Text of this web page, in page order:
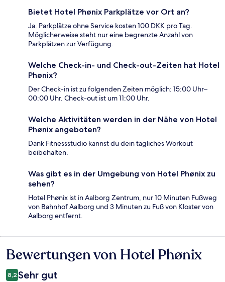
Bietet Hotel Phønix Parkplätze vor Ort an?
Ja. Parkplätze ohne Service kosten 100 DKK pro Tag.
Möglicherweise steht nur eine begrenzte Anzahl von
Parkplätzen zur Verfügung.
Welche Check-in- und Check-out-Zeiten hat Hotel
Phønix?
Der Check-in ist zu folgenden Zeiten möglich: 15:00 Uhr–
00:00 Uhr. Check-out ist um 11:00 Uhr.
Welche Aktivitäten werden in der Nähe von Hotel
Phønix angeboten?
Dank Fitnessstudio kannst du dein tägliches Workout
beibehalten.
Was gibt es in der Umgebung von Hotel Phønix zu
sehen?
Hotel Phønix ist in Aalborg Zentrum, nur 10 Minuten Fußweg
von Bahnhof Aalborg und 3 Minuten zu Fuß von Kloster von
Aalborg entfernt.
Bewertungen
Bewertungen von Hotel Phønix
8,2 Sehr gut